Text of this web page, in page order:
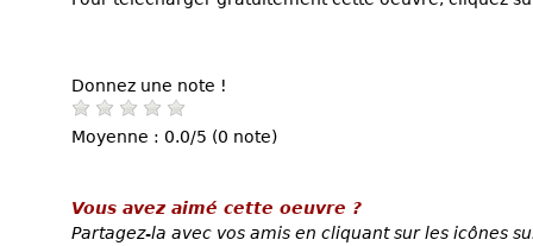
Donnez une note !
Moyenne : 0.0/5 (0 note)
Vous avez aimé cette oeuvre ?
Partagez-la avec vos amis en cliquant sur les icônes